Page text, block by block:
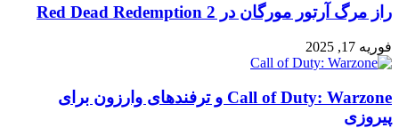
راز مرگ آرتور مورگان در Red Dead Redemption 2
فوریه 17, 2025
Call of Duty: Warzone و ترفندهای وارزون برای
پیروزی